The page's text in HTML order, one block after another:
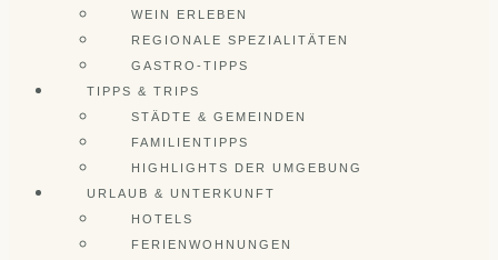
WEIN ERLEBEN
REGIONALE SPEZIALITÄTEN
GASTRO-TIPPS
TIPPS & TRIPS
STÄDTE & GEMEINDEN
FAMILIENTIPPS
HIGHLIGHTS DER UMGEBUNG
URLAUB & UNTERKUNFT
HOTELS
FERIENWOHNUNGEN